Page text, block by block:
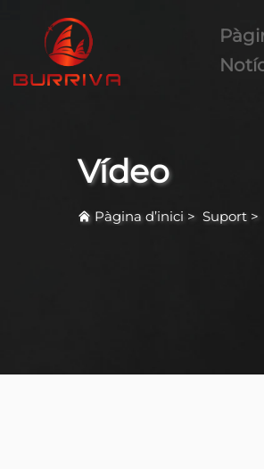
Vídeo
Pàgina d’inici > Suport >